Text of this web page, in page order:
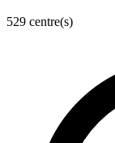
529 centre(s)